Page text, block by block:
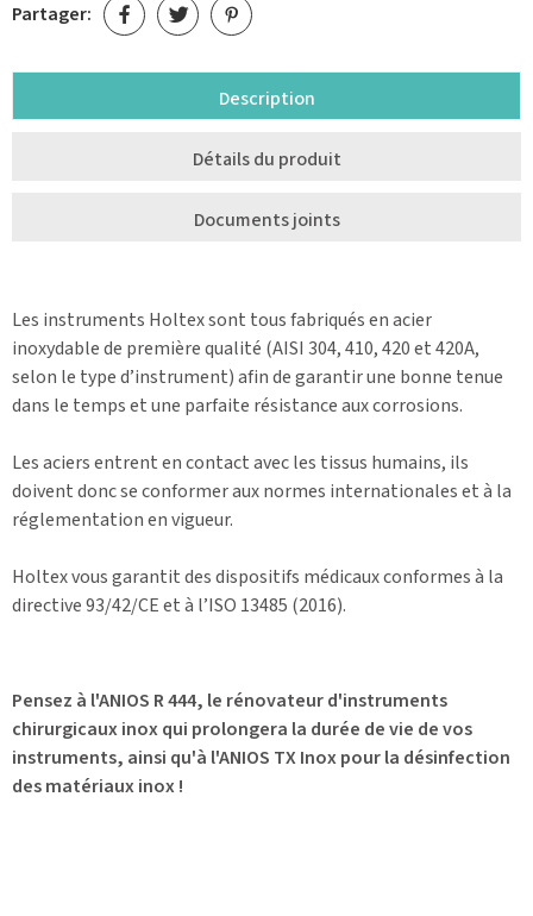
Partager:
Description
Détails du produit
Documents joints
Les instruments Holtex sont tous fabriqués en acier
inoxydable de première qualité (AISI 304, 410, 420 et 420A,
selon le type d’instrument) afin de garantir une bonne tenue
dans le temps et une parfaite résistance aux corrosions.
Les aciers entrent en contact avec les tissus humains, ils
doivent donc se conformer aux normes internationales et à la
réglementation en vigueur.
Holtex vous garantit des dispositifs médicaux conformes à la
directive 93/42/CE et à l’ISO 13485 (2016).
Pensez à l'ANIOS R 444, le rénovateur d'instruments
chirurgicaux inox qui prolongera la durée de vie de vos
instruments, ainsi qu'à l'ANIOS TX Inox pour la désinfection
des matériaux inox !